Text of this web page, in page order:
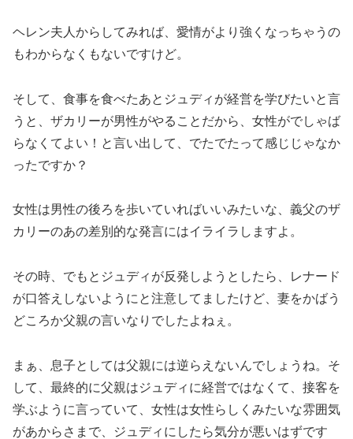
ヘレン夫人からしてみれば、愛情がより強くなっちゃうの
もわからなくもないですけど。
そして、食事を食べたあとジュディが経営を学びたいと言
うと、ザカリーが男性がやることだから、女性がでしゃば
らなくてよい！と言い出して、でたでたって感じじゃなか
ったですか？
女性は男性の後ろを歩いていればいいみたいな、義父のザ
カリーのあの差別的な発言にはイライラしますよ。
その時、でもとジュディが反発しようとしたら、レナード
が口答えしないようにと注意してましたけど、妻をかばう
どころか父親の言いなりでしたよねぇ。
まぁ、息子としては父親には逆らえないんでしょうね。そ
して、最終的に父親はジュディに経営ではなくて、接客を
学ぶように言っていて、女性は女性らしくみたいな雰囲気
があからさまで、ジュディにしたら気分が悪いはずです